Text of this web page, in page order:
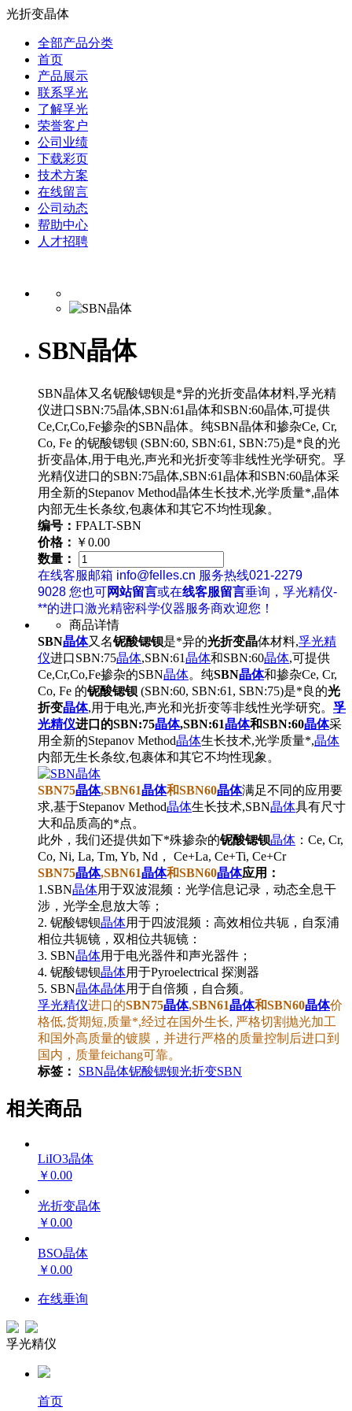
光折变晶体
全部产品分类
首页
产品展示
联系孚光
了解孚光
荣誉客户
公司业绩
下载彩页
技术方案
在线留言
公司动态
帮助中心
人才招聘
SBN晶体
SBN晶体又名铌酸锶钡是*异的光折变晶体材料,孚光精
仪进口SBN:75晶体,SBN:61晶体和SBN:60晶体,可提供
Ce,Cr,Co,Fe掺杂的SBN晶体。纯SBN晶体和掺杂Ce, Cr,
Co, Fe 的铌酸锶钡 (SBN:60, SBN:61, SBN:75)是*良的光
折变晶体,用于电光,声光和光折变等非线性光学研究。孚
光精仪进口的SBN:75晶体,SBN:61晶体和SBN:60晶体采
用全新的Stepanov Method晶体生长技术,光学质量*,晶体
内部无生长条纹,包裹体和其它不均性现象。
编号： FPALT-SBN
价格： ￥0.00
数量：
在线客服邮箱 info@felles.cn 服务热线021-2279
9028 您也可网站留言或在线客服留言垂询，孚光精仪-
**的进口激光精密科学仪器服务商欢迎您！
商品详情
SBN晶体又名铌酸锶钡是*异的光折变晶体材料,孚光精
仪进口SBN:75晶体,SBN:61晶体和SBN:60晶体,可提供
Ce,Cr,Co,Fe掺杂的SBN晶体。纯SBN晶体和掺杂Ce, Cr,
Co, Fe 的铌酸锶钡 (SBN:60, SBN:61, SBN:75)是*良的光
折变晶体,用于电光,声光和光折变等非线性光学研究。 孚
光精仪进口的SBN:75晶体,SBN:61晶体和SBN:60晶体采
用全新的Stepanov Method晶体生长技术,光学质量*,晶体
内部无生长条纹,包裹体和其它不均性现象。
SBN75晶体,SBN61晶体和SBN60晶体满足不同的应用要
求,基于Stepanov Method晶体生长技术,SBN晶体具有尺寸
大和品质高的*点。
此外，我们还提供如下*殊掺杂的铌酸锶钡晶体 ：Ce, Cr,
Co, Ni, La, Tm, Yb, Nd， Ce+La, Ce+Ti, Ce+Cr
SBN75晶体,SBN61晶体和SBN60晶体应用：
1.SBN晶体用于双波混频：光学信息记录，动态全息干
涉，光学全息放大等；
2. 铌酸锶钡晶体用于四波混频：高效相位共轭，自泵浦
相位共轭镜，双相位共轭镜：
3. SBN晶体用于电光器件和声光器件；
4. 铌酸锶钡晶体用于Pyroelectrical 探测器
5. SBN晶体晶体用于自倍频，自合频。
孚光精仪进口的SBN75晶体,SBN61晶体和SBN60晶体价
格低,货期短,质量*,经过在国外生长, 严格切割抛光加工
和国外高质量的镀膜，并进行严格的质量控制后进口到
国内，质量feichang可靠。
标签：
SBN晶体铌酸锶钡光折变SBN
相关商品
LiIO3晶体
￥0.00
光折变晶体
￥0.00
BSO晶体
￥0.00
在线垂询
孚光精仪
首页